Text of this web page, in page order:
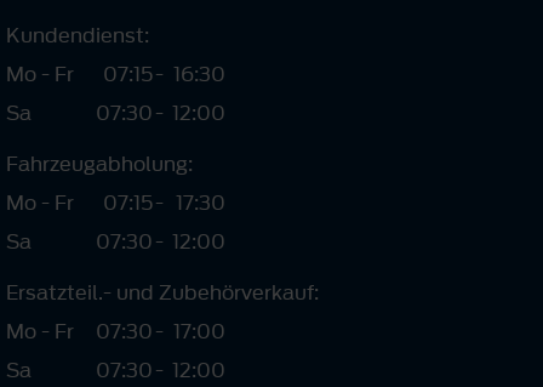
Kundendienst:
Mo - Fr
07:15- 16:30
Sa
07:30- 12:00
Fahrzeugabholung:
Mo - Fr
07:15- 17:30
Sa
07:30- 12:00
Ersatzteil.- und Zubehörverkauf:
Mo - Fr
07:30- 17:00
Sa
07:30- 12:00